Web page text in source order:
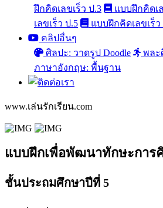
ฝึกคิดเลขเร็ว ป.3
แบบฝึกคิดเ
เลขเร็ว ป.5
แบบฝึกคิดเลขเร็ว
คลิปอื่นๆ
ศิลปะ: วาดรูป Doodle
พละ
ภาษาอังกฤษ: พื้นฐาน
www.เล่นรักเรียน.com
แบบฝึกเพื่อพัฒนาทักษะการ
ชั้นประถมศึกษาปีที่ 5